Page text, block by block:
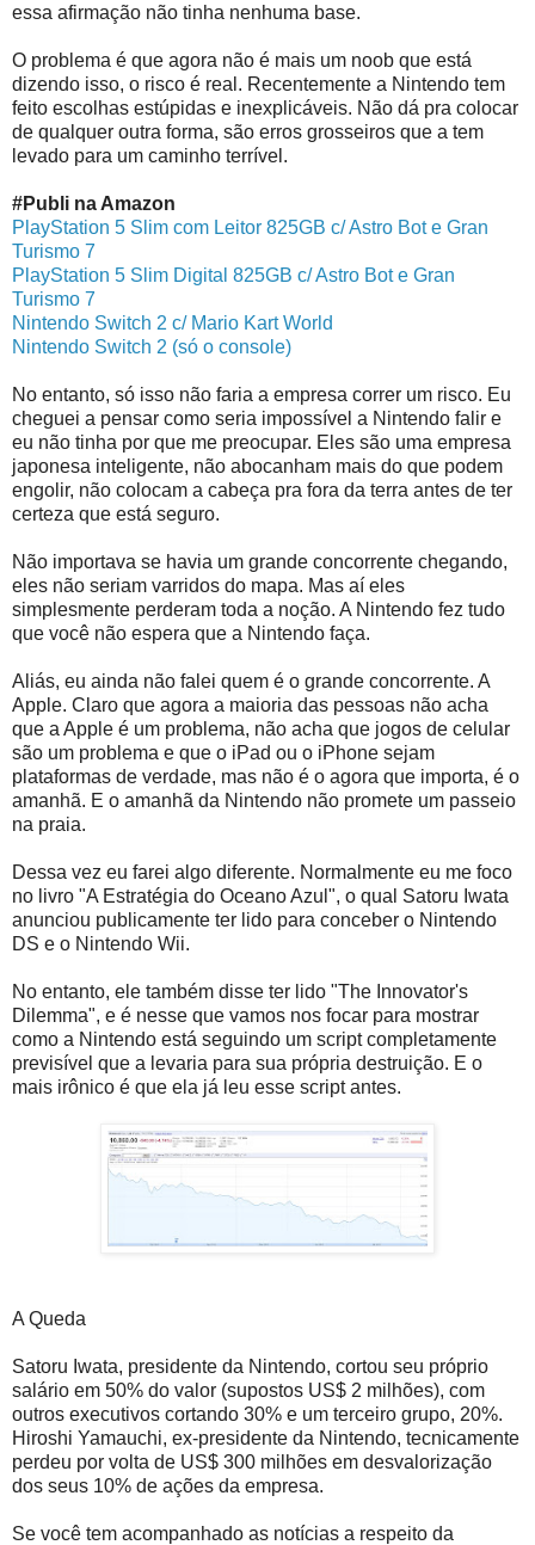
essa afirmação não tinha nenhuma base.
O problema é que agora não é mais um noob que está
dizendo isso, o risco é real. Recentemente a Nintendo tem
feito escolhas estúpidas e inexplicáveis. Não dá pra colocar
de qualquer outra forma, são erros grosseiros que a tem
levado para um caminho terrível.
#Publi na Amazon
PlayStation 5 Slim com Leitor 825GB c/ Astro Bot e Gran
Turismo 7
PlayStation 5 Slim Digital 825GB c/ Astro Bot e Gran
Turismo 7
Nintendo Switch 2 c/ Mario Kart World
Nintendo Switch 2 (só o console)
No entanto, só isso não faria a empresa correr um risco. Eu
cheguei a pensar como seria impossível a Nintendo falir e
eu não tinha por que me preocupar. Eles são uma empresa
japonesa inteligente, não abocanham mais do que podem
engolir, não colocam a cabeça pra fora da terra antes de ter
certeza que está seguro.
Não importava se havia um grande concorrente chegando,
eles não seriam varridos do mapa. Mas aí eles
simplesmente perderam toda a noção. A Nintendo fez tudo
que você não espera que a Nintendo faça.
Aliás, eu ainda não falei quem é o grande concorrente. A
Apple. Claro que agora a maioria das pessoas não acha
que a Apple é um problema, não acha que jogos de celular
são um problema e que o iPad ou o iPhone sejam
plataformas de verdade, mas não é o agora que importa, é o
amanhã. E o amanhã da Nintendo não promete um passeio
na praia.
Dessa vez eu farei algo diferente. Normalmente eu me foco
no livro "A Estratégia do Oceano Azul", o qual Satoru Iwata
anunciou publicamente ter lido para conceber o Nintendo
DS e o Nintendo Wii.
No entanto, ele também disse ter lido "The Innovator's
Dilemma", e é nesse que vamos nos focar para mostrar
como a Nintendo está seguindo um script completamente
previsível que a levaria para sua própria destruição. E o
mais irônico é que ela já leu esse script antes.
A Queda
Satoru Iwata, presidente da Nintendo, cortou seu próprio
salário em 50% do valor (supostos US$ 2 milhões), com
outros executivos cortando 30% e um terceiro grupo, 20%.
Hiroshi Yamauchi, ex-presidente da Nintendo, tecnicamente
perdeu por volta de US$ 300 milhões em desvalorização
dos seus 10% de ações da empresa.
Se você tem acompanhado as notícias a respeito da